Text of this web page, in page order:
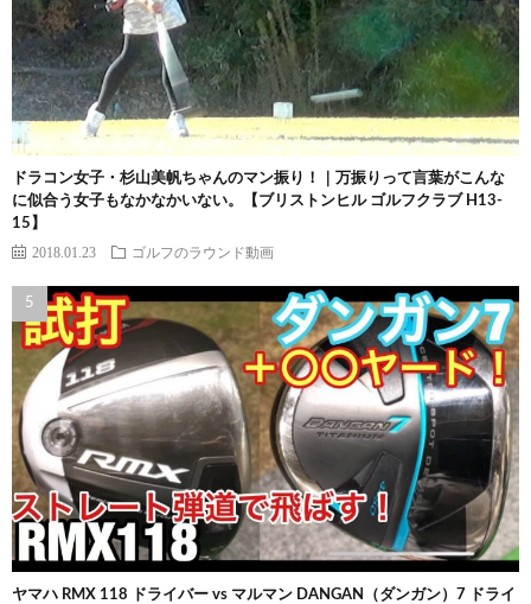
ドラコン女子・杉山美帆ちゃんのマン振り！｜万振りって言葉がこんな
に似合う女子もなかなかいない。【ブリストンヒル ゴルフクラブ H13-
15】
2018.01.23 ゴルフのラウンド動画
ヤマハ RMX 118 ドライバー vs マルマン DANGAN（ダンガン）7 ドライ